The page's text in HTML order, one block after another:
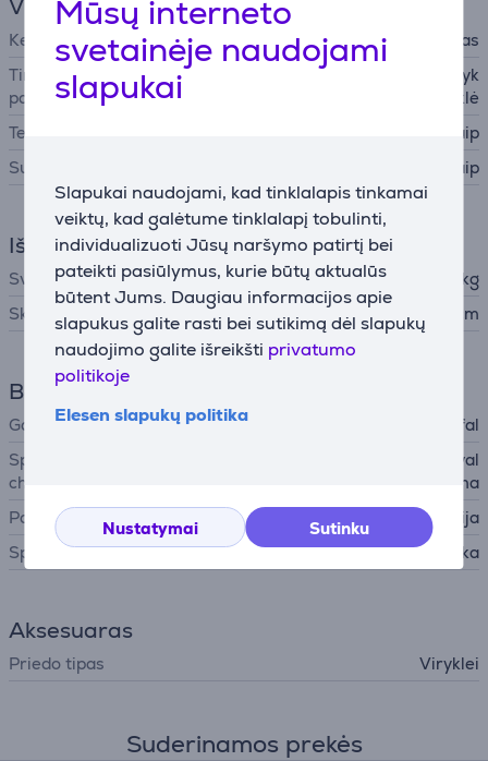
Mūsų interneto
svetainėje naudojami
slapukai
Slapukai naudojami, kad tinklalapis tinkamai
veiktų, kad galėtume tinklalapį tobulinti,
individualizuoti Jūsų naršymo patirtį bei
pateikti pasiūlymus, kurie būtų aktualūs
būtent Jums. Daugiau informacijos apie
slapukus galite rasti bei sutikimą dėl slapukų
naudojimo galite išreikšti privatumo
politikoje
Elesen slapukų politika
Nustatymai Sutinku
Virtuvės reikmenys
Keptuvės tipas
Puodas
Tinkami valgio gaminimo
paviršiai
Dujinė viryklė, Keraminė viryk
lė, Indukcinė viryklė
Temperatūros indikatorius
Taip
Su dangčiu
Taip
Išmatavimai
Svoris
1,679 kg
Skersmuo
24 cm
Bendri parametrai
Gamintojas
Tefal
Specialiosios
charakteristikos
nelimpanti danga, lengvai val
oma
Pagaminta
Prancūzija
Spalva
Pilka
Aksesuaras
Priedo tipas Viryklei
Suderinamos prekės